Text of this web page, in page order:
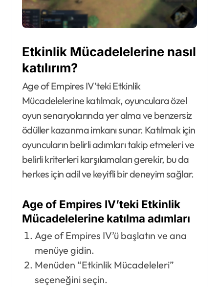
Etkinlik Mücadelelerine nasıl
katılırım?
Age of Empires IV’teki Etkinlik
Mücadelelerine katılmak, oyunculara özel
oyun senaryolarında yer alma ve benzersiz
ödüller kazanma imkanı sunar. Katılmak için
oyuncuların belirli adımları takip etmeleri ve
belirli kriterleri karşılamaları gerekir, bu da
herkes için adil ve keyifli bir deneyim sağlar.
Age of Empires IV’teki Etkinlik
Mücadelelerine katılma adımları
Age of Empires IV’ü başlatın ve ana
menüye gidin.
Menüden “Etkinlik Mücadeleleri”
seçeneğini seçin.